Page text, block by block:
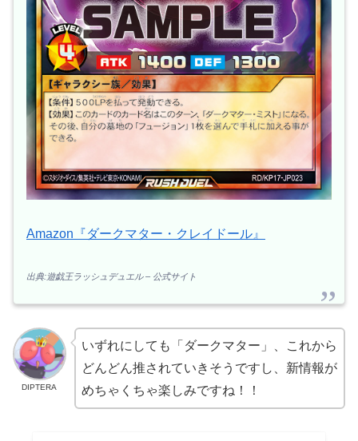
Amazon『ダークマター・クレイドール』
出典:遊戯王ラッシュデュエル – 公式サイト
DIPTERA
いずれにしても「ダークマター」、これから
どんどん推されていきそうですし、新情報が
めちゃくちゃ楽しみですね！！